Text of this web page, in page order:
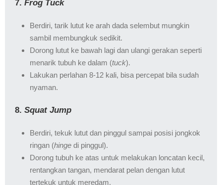
7. Frog Tuck
Berdiri, tarik lutut ke arah dada selembut mungkin
sambil membungkuk sedikit.
Dorong lutut ke bawah lagi dan ulangi gerakan seperti
menarik tubuh ke dalam (tuck).
Lakukan perlahan 8-12 kali, bisa percepat bila sudah
nyaman.
8. Squat Jump
Berdiri, tekuk lutut dan pinggul sampai posisi jongkok
ringan (hinge di pinggul).
Dorong tubuh ke atas untuk melakukan loncatan kecil,
rentangkan tangan, mendarat pelan dengan lutut
tertekuk untuk meredam.